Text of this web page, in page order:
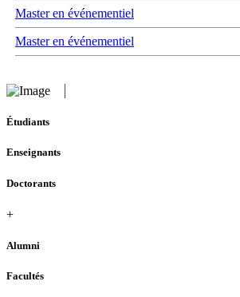
Master en événementiel
Master en événementiel
Étudiants
Enseignants
Doctorants
+
Alumni
Facultés